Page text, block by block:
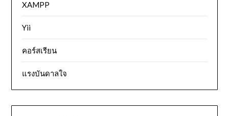
XAMPP
Yii
คอร์สเรียน
แรงบันดาลใจ